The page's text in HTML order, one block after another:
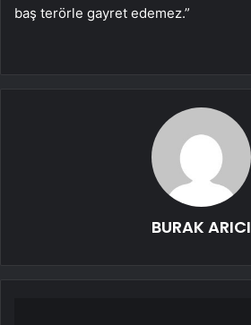
baş terörle gayret edemez.”
BURAK ARICI